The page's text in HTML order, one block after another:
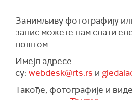
Занимљиву фотографију
запис можете нам слати
поштом.
Имејл адресе
су: webdesk@rts.rs и
Такође, фотографије и